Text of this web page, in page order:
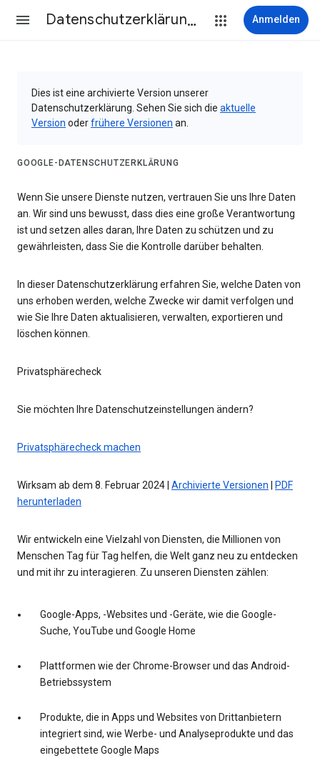
Datenschutzerklärung & Nutzungsbedingungen Anmelden
Dies ist eine archivierte Version unserer
Datenschutzerklärung. Sehen Sie sich die aktuelle
Version oderfrühere Versionen an.
GOOGLE-DATENSCHUTZERKLÄRUNG
Wenn Sie unsere Dienste nutzen, vertrauen Sie uns Ihre Daten
an. Wir sind uns bewusst, dass dies eine große Verantwortung
ist und setzen alles daran, Ihre Daten zu schützen und zu
gewährleisten, dass Sie die Kontrolle darüber behalten.
In dieser Datenschutzerklärung erfahren Sie, welche Daten von
uns erhoben werden, welche Zwecke wir damit verfolgen und
wie Sie Ihre Daten aktualisieren, verwalten, exportieren und
löschen können.
Privatsphärecheck
Sie möchten Ihre Datenschutzeinstellungen ändern?
Privatsphärecheck machen
Wirksam ab dem 8. Februar 2024 | Archivierte Versionen
PDF
herunterladen
Wir entwickeln eine Vielzahl von Diensten, die Millionen von
Menschen Tag für Tag helfen, die Welt ganz neu zu entdecken
und mit ihr zu interagieren. Zu unseren Diensten zählen:
Google-Apps, -Websites und -Geräte, wie die Google-
Suche, YouTube und Google Home
Plattformen wie der Chrome-Browser und das Android-
Betriebssystem
Produkte, die in Apps und Websites von Drittanbietern
integriert sind, wie Werbe- und Analyseprodukte und das
eingebettete Google Maps